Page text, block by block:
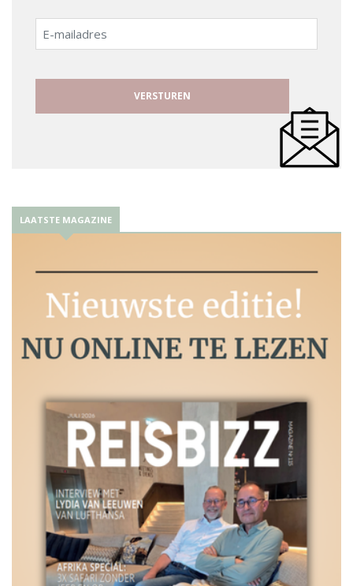
E-
mailadres
LAATSTE MAGAZINE